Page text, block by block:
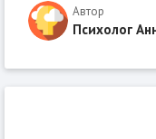
Автор
Психолог